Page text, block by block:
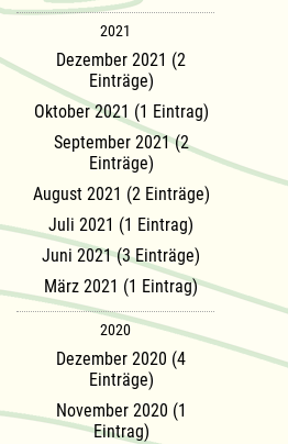
2021
Dezember 2021 (2
Einträge)
Oktober 2021 (1 Eintrag)
September 2021 (2
Einträge)
August 2021 (2 Einträge)
Juli 2021 (1 Eintrag)
Juni 2021 (3 Einträge)
März 2021 (1 Eintrag)
2020
Dezember 2020 (4
Einträge)
November 2020 (1
Eintrag)